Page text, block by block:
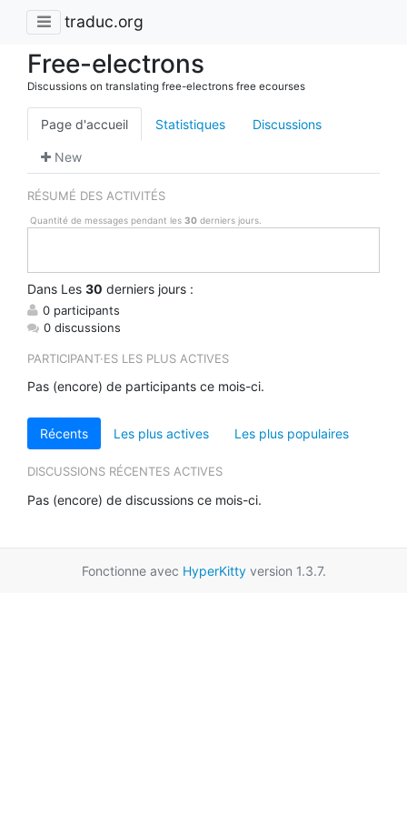
traduc.org
Free-electrons
Discussions on translating free-electrons free ecourses
Page d'accueil Statistiques Discussions
New
RÉSUMÉ DES ACTIVITÉS
Quantité de messages pendant les 30derniers jours.
Dans Les 30 derniers jours :
0 participants
0 discussions
PARTICIPANT·ES LES PLUS ACTIVES
Pas (encore) de participants ce mois-ci.
Récents Les plus actives Les plus populaires
DISCUSSIONS RÉCENTES ACTIVES
Pas (encore) de discussions ce mois-ci.
Fonctionne avec HyperKittyversion 1.3.7.